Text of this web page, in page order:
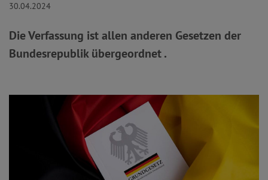
30.04.2024
Die Verfassung ist allen anderen Gesetzen der
Bundesrepublik übergeordnet .